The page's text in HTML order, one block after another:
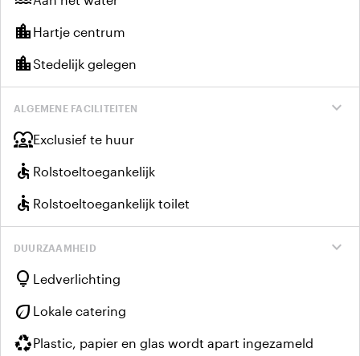
location_city Hartje centrum
location_cityStedelijk gelegen
expand_more
ALGEMENE FACILITEITEN
diversity_1Exclusief te huur
accessible Rolstoeltoegankelijk
accessible Rolstoeltoegankelijk toilet
expand_more
DUURZAAMHEID
lightbulb Ledverlichting
eco Lokale catering
recyclingPlastic, papier en glas wordt apart ingezameld